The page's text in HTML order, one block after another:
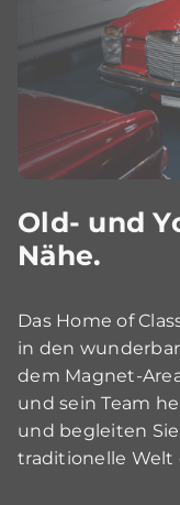
Old- und
Nähe.
Das Home of
in den
dem Magnet-
und sein Team
und begleiten
traditionelle Welt